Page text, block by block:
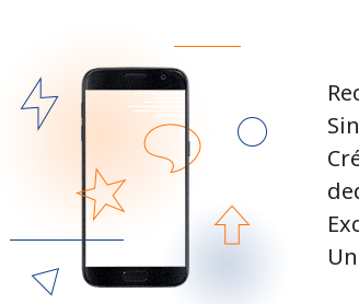
REGÍSTRATE →
¿Olvidaste tu contraseña? →